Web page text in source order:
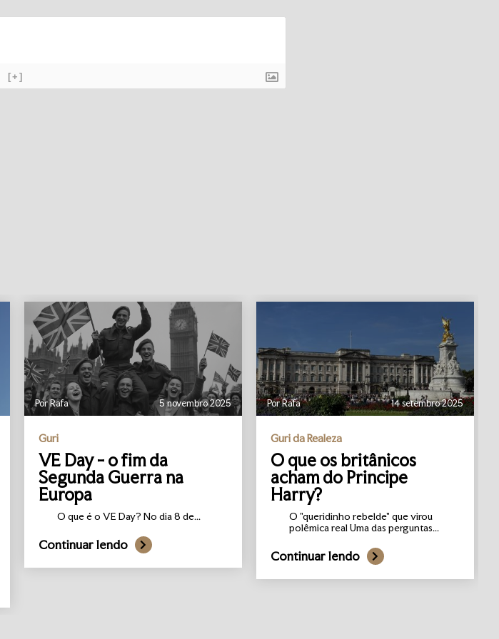
[+]
Por Rafa 5 novembro 2025
Guri
VE Day - o fim da
Segunda Guerra na
Europa
O que é o VE Day? No dia 8 de...
Continuar lendo
Por Rafa 14 setembro 2025
Guri da Realeza
O que os britânicos
acham do Principe
Harry?
O "queridinho rebelde" que virou
polêmica real Uma das perguntas...
Continuar lendo